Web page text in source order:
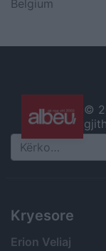
Belgium
©
Search
Kryesore
Erion Veliaj